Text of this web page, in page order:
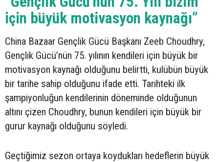
için büyük motivasyon kaynağı”
China Bazaar Gençlik Gücü Başkanı Zeeb Choudhry,
Gençlik Gücü’nün 75. yılının kendileri için büyük bir
motivasyon kaynağı olduğunu belirtti, kulübün büyük
bir tarihe sahip olduğunu ifade etti. Tarihteki ilk
şampiyonluğun kendilerinin döneminde olduğunun
altını çizen Choudhry, bunun kendileri için büyük bir
gurur kaynağı olduğunu söyledi.
Geçtiğimiz sezon ortaya koydukları hedeflerin büyük